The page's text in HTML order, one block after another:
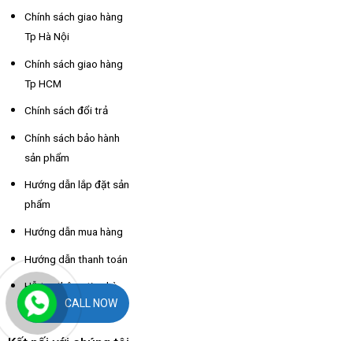
Chính sách giao hàng
Tp Hà Nội
Chính sách giao hàng
Tp HCM
Chính sách đổi trả
Chính sách bảo hành
sản phẩm
Hướng dẫn lắp đặt sản
phẩm
Hướng dẫn mua hàng
Hướng dẫn thanh toán
Hỗ trợ thông tin nhà
xe các tỉnhCALL NOW